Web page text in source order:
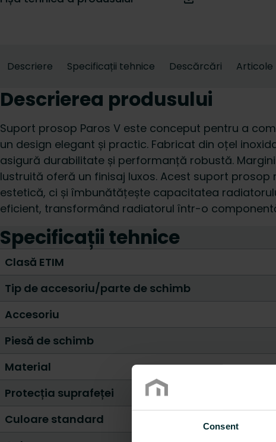
Consent
Descriere Specificații tehnice Descărcări Articole
Descrierea produsului
Suport prosop Paros V este conceput pentru a
un design elegant și practic. Fabricat din oțel
asigură durabilitate și performanță robustă.
lustruită oferă un finisaj luxos. Acest suport
estetică, ci și îmbunătățește capacitatea
eficient, transformând radiatorul într-o
Specificații tehnice
Clasă ETIM
Tip de accesoriu/parte de schimb
Accesoriu
Piesă de schimb
Material
Protecția suprafeței
Culoare standard